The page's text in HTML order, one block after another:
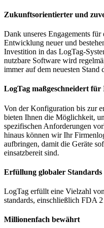
Zukunftsorientierter und
Dank unseres Engagements
Entwicklung neuer und
Investition in das LogTag-
nutzbare Software wird
immer auf dem neuesten Stand
LogTag maßgeschneidert für
Von der Konfiguration bis zur
bieten Ihnen die Möglichkeit,
spezifischen Anforderungen
hinaus können wir Ihr
aufbringen, damit die Geräte
einsatzbereit sind.
Erfüllung globaler Standards
LogTag erfüllt eine Vielzahl
standards, einschließlich FDA
Millionenfach bewährt